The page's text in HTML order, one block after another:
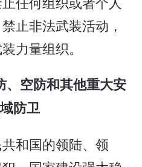
止非法武装活动，
力量组织。
空防和其他重大安
防卫
和国的领陆、领